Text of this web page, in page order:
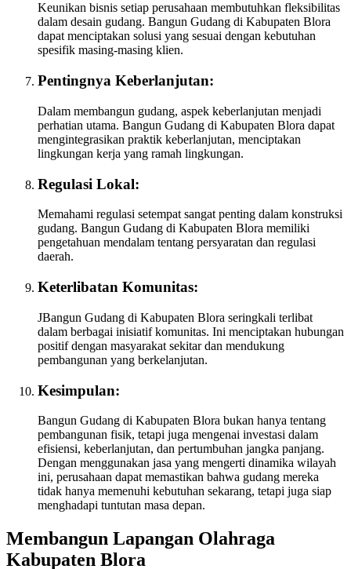
Keunikan bisnis setiap perusahaan membutuhkan fleksibilitas
dalam desain gudang. Bangun Gudang di Kabupaten Blora
dapat menciptakan solusi yang sesuai dengan kebutuhan
spesifik masing-masing klien.
Pentingnya Keberlanjutan:
Dalam membangun gudang, aspek keberlanjutan menjadi
perhatian utama. Bangun Gudang di Kabupaten Blora dapat
mengintegrasikan praktik keberlanjutan, menciptakan
lingkungan kerja yang ramah lingkungan.
Regulasi Lokal:
Memahami regulasi setempat sangat penting dalam konstruksi
gudang. Bangun Gudang di Kabupaten Blora memiliki
pengetahuan mendalam tentang persyaratan dan regulasi
daerah.
Keterlibatan Komunitas:
JBangun Gudang di Kabupaten Blora seringkali terlibat
dalam berbagai inisiatif komunitas. Ini menciptakan hubungan
positif dengan masyarakat sekitar dan mendukung
pembangunan yang berkelanjutan.
Kesimpulan:
Bangun Gudang di Kabupaten Blora bukan hanya tentang
pembangunan fisik, tetapi juga mengenai investasi dalam
efisiensi, keberlanjutan, dan pertumbuhan jangka panjang.
Dengan menggunakan jasa yang mengerti dinamika wilayah
ini, perusahaan dapat memastikan bahwa gudang mereka
tidak hanya memenuhi kebutuhan sekarang, tetapi juga siap
menghadapi tuntutan masa depan.
Membangun Lapangan Olahraga
Kabupaten Blora